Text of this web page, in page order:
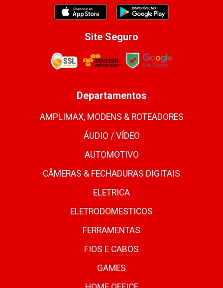
Site Seguro
Departamentos
AMPLIMAX, MODENS & ROTEADORES
ÁUDIO / VÍDEO
AUTOMOTIVO
CÂMERAS & FECHADURAS DIGITAIS
ELETRICA
ELETRODOMESTICOS
FERRAMENTAS
FIOS E CABOS
GAMES